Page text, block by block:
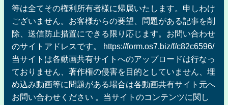
等は全てその権利所有者様に帰属いたします。申しわけ
ございません。お客様からの要望、問題がある記事を削
除、送信防止措置にできる限り応じます。お問い合わせ
のサイトアドレスです。 https://form.os7.biz/f/c82c6596/
当サイトは各動画共有サイトへのアップロードは行なっ
ておりません、著作権の侵害を目的としていません、埋
め込み動画等に問題がある場合は各動画共有サイト元へ
お問い合わせください 。当サイトのコンテンツに関し